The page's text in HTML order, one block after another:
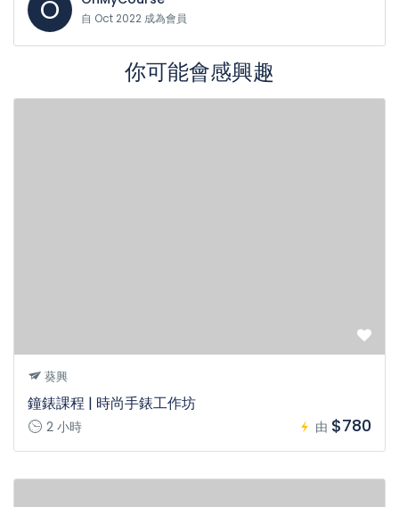
O 自 Oct 2022 成為會員
你可能會感興趣
葵興
鐘錶課程 | 時尚手錶工作坊
2 小時 由 $780